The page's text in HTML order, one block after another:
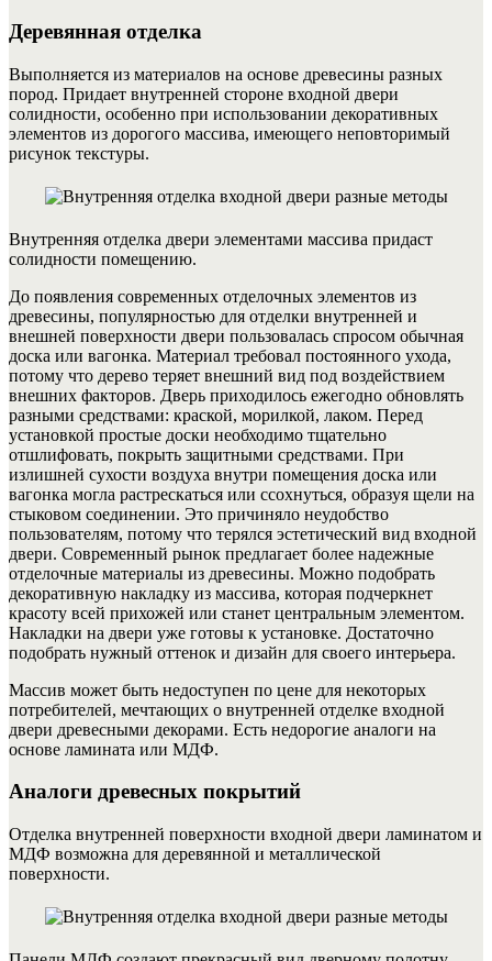
Деревянная отделка
Выполняется из материалов на основе древесины разных
пород. Придает внутренней стороне входной двери
солидности, особенно при использовании декоративных
элементов из дорогого массива, имеющего неповторимый
рисунок текстуры.
Внутренняя отделка двери элементами массива придаст
солидности помещению.
До появления современных отделочных элементов из
древесины, популярностью для отделки внутренней и
внешней поверхности двери пользовалась спросом обычная
доска или вагонка. Материал требовал постоянного ухода,
потому что дерево теряет внешний вид под воздействием
внешних факторов. Дверь приходилось ежегодно обновлять
разными средствами: краской, морилкой, лаком. Перед
установкой простые доски необходимо тщательно
отшлифовать, покрыть защитными средствами. При
излишней сухости воздуха внутри помещения доска или
вагонка могла растрескаться или ссохнуться, образуя щели на
стыковом соединении. Это причиняло неудобство
пользователям, потому что терялся эстетический вид входной
двери. Современный рынок предлагает более надежные
отделочные материалы из древесины. Можно подобрать
декоративную накладку из массива, которая подчеркнет
красоту всей прихожей или станет центральным элементом.
Накладки на двери уже готовы к установке. Достаточно
подобрать нужный оттенок и дизайн для своего интерьера.
Массив может быть недоступен по цене для некоторых
потребителей, мечтающих о внутренней отделке входной
двери древесными декорами. Есть недорогие аналоги на
основе ламината или МДФ.
Аналоги древесных покрытий
Отделка внутренней поверхности входной двери ламинатом и
МДФ возможна для деревянной и металлической
поверхности.